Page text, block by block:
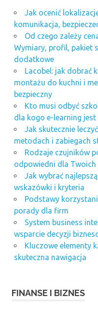
Jak ocenić
komunikacja,
Od czego zależy
Wymiary, profil, pakiet
dodatkowe
Lacobel: jak dobrać
montażu do kuchni i
bezpieczny
Kto musi odbyć
dla kogo e-learning
Jak skutecznie
metodach i zabiegach
Rodzaje czujników
odpowiedni dla Twoich
Jak wybrać
wskazówki i kryteria
Podstawy
porady dla firm
System business
wsparcie decyzji
Kluczowe elementy
skuteczna nawigacja
FINANSE I BIZNES